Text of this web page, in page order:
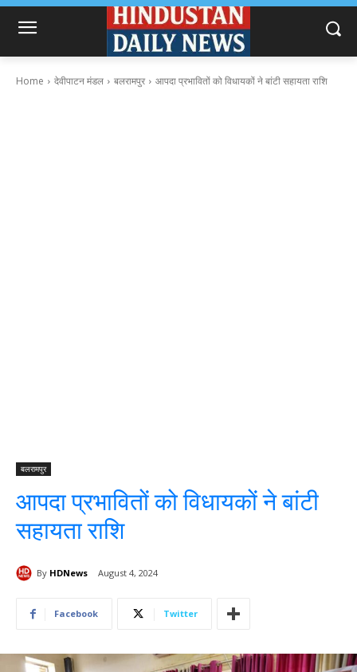
Home देवीपाटन मंडल बलरामपुर आपदा प्रभावितों को विधायकों ने बांटी सहायता राशि
बलरामपुर
आपदा प्रभावितों को विधायकों ने बांटी
सहायता राशि
By HDNews August 4, 2024
Facebook Twitter